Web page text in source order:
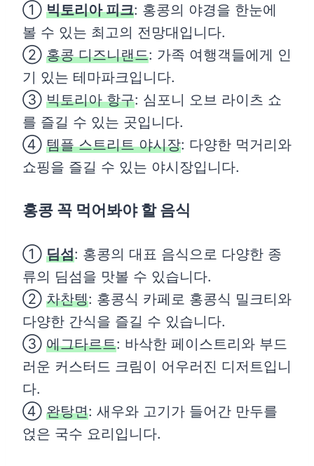
① 빅토리아 피크: 홍콩의 야경을 한눈에
볼 수 있는 최고의 전망대입니다.
② 홍콩 디즈니랜드: 가족 여행객들에게 인
기 있는 테마파크입니다.
③ 빅토리아 항구: 심포니 오브 라이츠 쇼
를 즐길 수 있는 곳입니다.
④ 템플 스트리트 야시장: 다양한 먹거리와
쇼핑을 즐길 수 있는 야시장입니다.
홍콩 꼭 먹어봐야 할 음식
① 딤섬: 홍콩의 대표 음식으로 다양한 종
류의 딤섬을 맛볼 수 있습니다.
② 차찬텡: 홍콩식 카페로 홍콩식 밀크티와
다양한 간식을 즐길 수 있습니다.
③ 에그타르트: 바삭한 페이스트리와 부드
러운 커스터드 크림이 어우러진 디저트입니
다.
④ 완탕면: 새우와 고기가 들어간 만두를
얹은 국수 요리입니다.